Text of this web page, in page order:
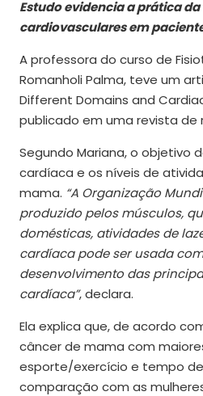
Estudo evidencia a prática
cardiovasculares em
A professora do curso de
Romanholi Palma, teve um
Different Domains and
publicado em uma revista de
Segundo Mariana, o objetivo
cardíaca e os níveis de
mama. “A Organização
produzido pelos músculos,
domésticas, atividades de
cardíaca pode ser usada
desenvolvimento das
cardíaca”, declara.
Ela explica que, de acordo
câncer de mama com
esporte/exercício e tempo
comparação com as